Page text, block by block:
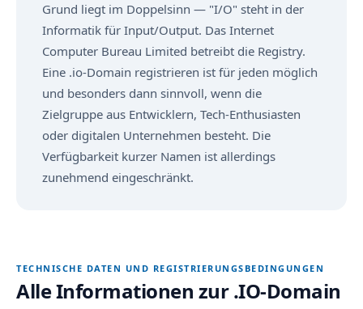
Grund liegt im Doppelsinn — "I/O" steht in der
Informatik für Input/Output. Das Internet
Computer Bureau Limited betreibt die Registry.
Eine .io-Domain registrieren ist für jeden möglich
und besonders dann sinnvoll, wenn die
Zielgruppe aus Entwicklern, Tech-Enthusiasten
oder digitalen Unternehmen besteht. Die
Verfügbarkeit kurzer Namen ist allerdings
zunehmend eingeschränkt.
TECHNISCHE DATEN UND REGISTRIERUNGSBEDINGUNGEN
Alle Informationen zur .IO-Domain